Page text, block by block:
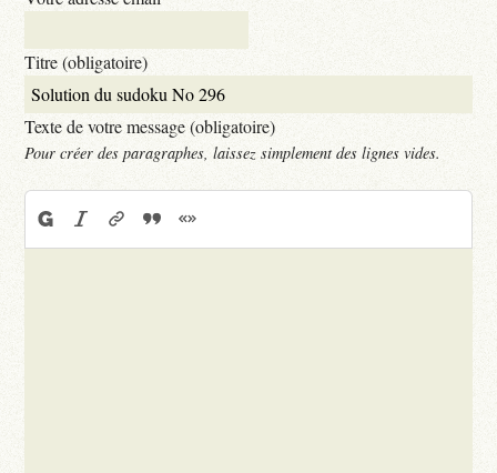
Titre (obligatoire)
Texte de votre message (obligatoire)
Pour créer des paragraphes, laissez simplement des lignes vides.